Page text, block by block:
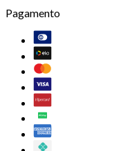
Pagamento